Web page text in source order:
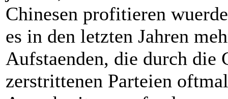
Chinesen profitieren
es in den letzten Jahren
Aufstaenden, die durch die
zerstrittenen Parteien